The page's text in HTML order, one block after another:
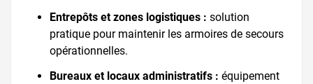
Entrepôts et zones logistiques : solution
pratique pour maintenir les armoires de secours
opérationnelles.
Bureaux et locaux administratifs : équipement